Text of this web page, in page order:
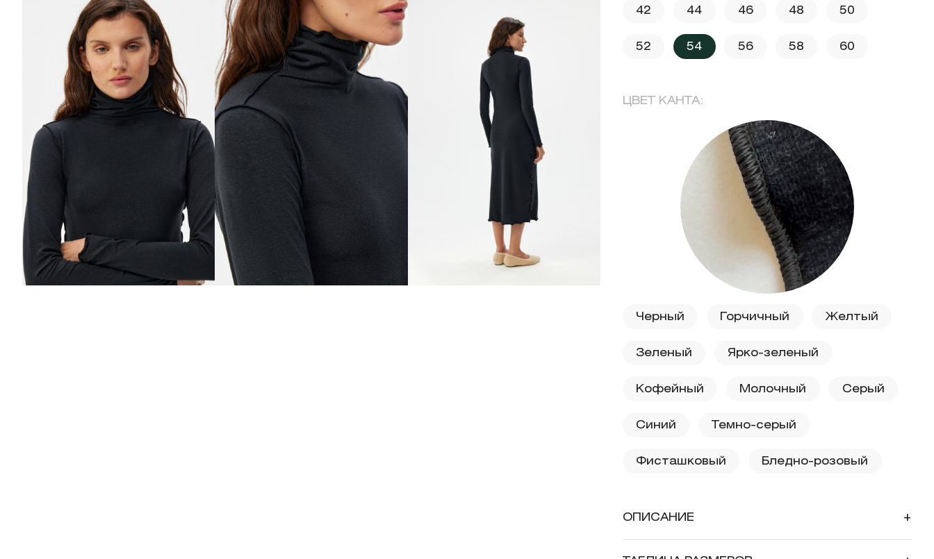
42 44 46 48 50
52 54 56 58 60
ЦВЕТ КАНТА:
Черный Горчичный Желтый
Зеленый Ярко-зеленый
Кофейный Молочный Серый
Синий Темно-серый
Фисташковый Бледно-розовый
ОПИСАНИЕ +